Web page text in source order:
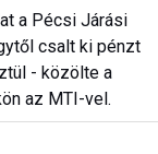
a Pécsi Járási
csalt ki pénzt
- közölte a
az MTI-vel.